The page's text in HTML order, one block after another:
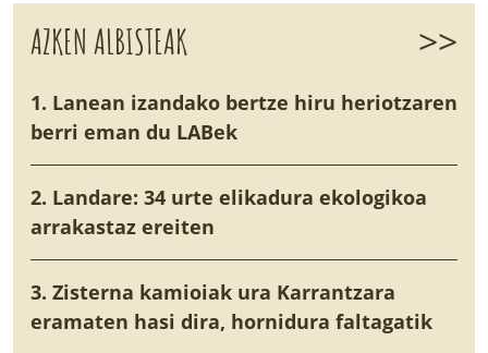
AZKEN ALBISTEAK >>
1. Lanean izandako bertze hiru heriotzaren
berri eman du LABek
2. Landare: 34 urte elikadura ekologikoa
arrakastaz ereiten
3. Zisterna kamioiak ura Karrantzara
eramaten hasi dira, hornidura faltagatik